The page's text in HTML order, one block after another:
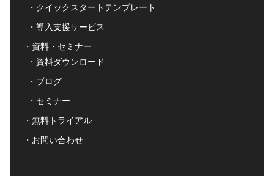
クイックスタートテンプレート
導入支援サービス
資料・セミナー
資料ダウンロード
ブログ
セミナー
無料トライアル
お問い合わせ